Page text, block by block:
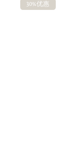
30%优惠